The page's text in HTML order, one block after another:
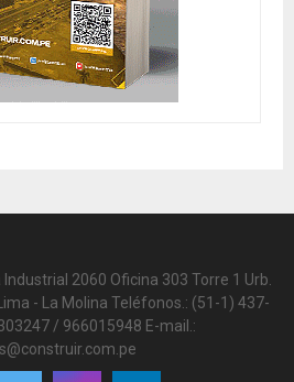
2060 Oficina 303 Torre 1 Urb.
- La Molina Teléfonos.: (51-1) 437-
/ 966015948 E-mail.: